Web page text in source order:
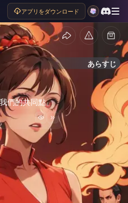
アプリをダウンロード
あらすじ
們的共同點。